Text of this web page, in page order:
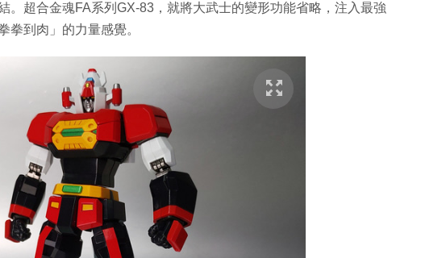
。超合金魂FA系列GX-83，就將大武士的變形功能省略，注入最強
拳到肉」的力量感覺。